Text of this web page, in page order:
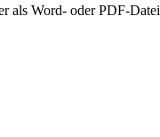
als Word- oder PDF-Datei